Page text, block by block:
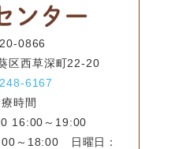
0866
区西草深町22-20
6167
時間
16:00～19:00
～18:00 日曜日：